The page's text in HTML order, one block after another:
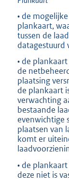
• de
plankaart,
tussen de
datagestuurd
• de
de
plaatsing
de plankaart
verwachting
bestaande
evenwichtige
plaatsen van
komt er
• de
deze niet is